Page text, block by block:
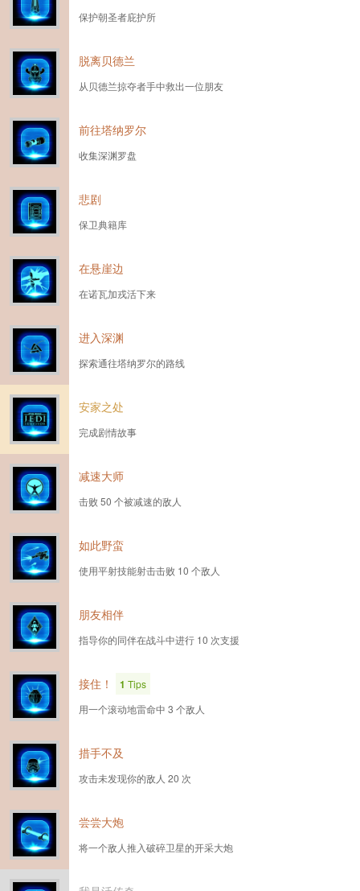
保护朝圣者庇护所
脱离贝德兰
从贝德兰掠夺者手中救出一位朋友
前往塔纳罗尔
收集深渊罗盘
悲剧
保卫典籍库
在悬崖边
在诺瓦加戎活下来
进入深渊
探索通往塔纳罗尔的路线
安家之处
完成剧情故事
减速大师
击败 50 个被减速的敌人
如此野蛮
使用平射技能射击击败 10 个敌人
朋友相伴
指导你的同伴在战斗中进行 10 次支援
接住！ 1 Tips
用一个滚动地雷命中 3 个敌人
措手不及
攻击未发现你的敌人 20 次
尝尝大炮
将一个敌人推入破碎卫星的开采大炮